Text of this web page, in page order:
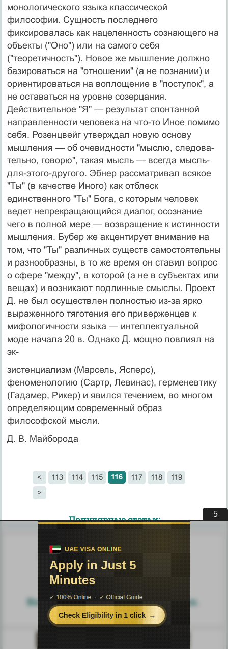
монологического языка классичес­кой
философии. Сущность последнего
фиксировалась как нацеленность сознающего на
объекты ("Оно") или на самого себя
("теоретичность"). Новое же мышление должно
базироваться на "отношении" (а не познании) и
ориентироваться на воплощение в "поступок", а
не ос­таваться на уровне созерцания.
Действительное "Я" — результат спонтанной
направленности человека на что-то Иное помимо
себя. Розенцвейг утверждал новую ос­нову
мышления — об очевидности "мыслю, следова­
тельно, говорю", такая мысль — всегда мысль-
для-этого-другого. Эбнер рассматривал всякое
"Ты" (в качест­ве Иного) как отблеск
единственного "Ты" Бога, с кото­рым человек
ведет непрекращающийся диалог, осозна­ние
чего в полной мере — возвращение к истинности
мышления. Бубер же акцентирует внимание на
том, что "Ты" различных существ самостоятельны
и разнооб­разны, в то же время он ставил вопрос
о сфере "между", в которой (а не в субъектах или
вещах) и возникают подлинные смыслы. Проект
Д. не был осуществлен полностью из-за ярко
выраженного тяготения его при­верженцев к
мифологичности языка — интеллектуаль­ной
моде начала 20 в. Однако Д. мощно повлиял на
эк-
зистенциализм (Марсель, Ясперс),
феноменологию (Сартр, Левинас), герменевтику
(Гадамер, Рикер) и явился течением, во многом
определяющим современ­ный образ
философской мысли.
Д. В. Майборода
< 113 114 115 116 117 118
119
>
Популярные статьи:
Века вооружений. История доспехов.
Современное оружие
4